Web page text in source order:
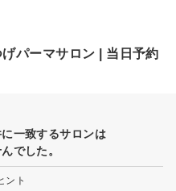
パーマサロン | 当日予約
一致するサロンは
でした。
ント